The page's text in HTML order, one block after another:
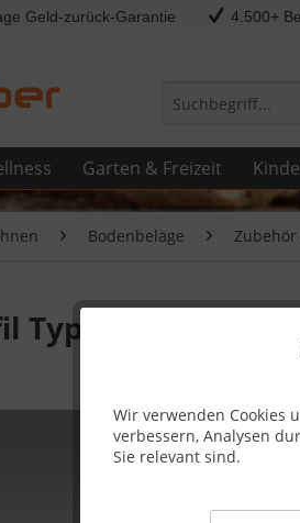
Geld-zurück-Garantie 4.500+
Garten & Freizeit
Wir verwenden Cookies
verbessern, Analysen
Sie relevant sind.
Bodenbeläge Zubehör
Typ 202 (6,5 bis